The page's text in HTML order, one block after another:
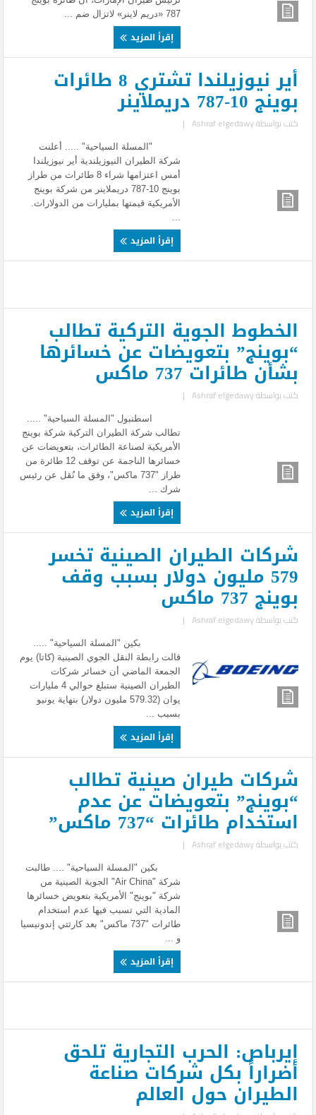
787 «دريم لاينر» لاتزال ضم ...
إقرأ المزيد
أير نيوزيلندا تشتري 8 طائرات
بوينج 10-787 دريملاينر
كتب بواسطةAshraf elgedawy
|
"المسلة السياحية" ..... أعلنت
شركة الطيران النيوزيلندية أير نيوزيلندا
أمس اعتزامها شراء 8 طائرات من طراز
بوينج 10-787 دريملاينر من شركة بوينج
الأمريكية قيمتها بمليارات من الدولارات.
إقرأ المزيد
الخطوط الجوية التركية تطالب
“بوينج” بتعويضات عن خسائرها
بشأن طائرات 737 ماكس
كتب بواسطةAshraf elgedawy
|
اسطنبول "المسلة السياحية" .....
تطالب شركة الطيران التركية شركة بوينج
الأمريكية لصناعة الطائرات، بتعويضات عن
خسائرها الناجمة عن توقف 12 طائرة من
طراز "737 ماكس"، وفق ما نُقل عن رئيس
شرك ...
إقرأ المزيد
شركات الطيران الصينية تخسر
579 مليون دولار بسبب وقف
بوينج 737 ماكس
كتب بواسطةAshraf elgedawy
|
بكين "المسلة السياحية" .....
قالت رابطة النقل الجوي الصينية (كاتا) يوم
الجمعة الماضي أن خسائر شركات
الطيران الصينية ستبلغ حوالي 4 مليارات
يوان (579.32 مليون دولار) بنهاية يونيو
بسبب ...
إقرأ المزيد
شركات طيران صينية تطالب
“بوينج” بتعويضات عن عدم
استخدام طائرات “737 ماكس”
كتب بواسطةAshraf elgedawy
|
بكين "المسلة السياحية" .... طالبت
شركة "Air China" الجوية الصينية من
شركة "بوينج" الأمريكية بتعويض خسائرها
المادية التي تسبب فيها عدم استخدام
طائرات "737 ماكس" بعد كارثتي إندونيسيا
و ...
إقرأ المزيد
إيرباص: الحرب التجارية تلحق
أضراراً بكل شركات صناعة
الطيران حول العالم